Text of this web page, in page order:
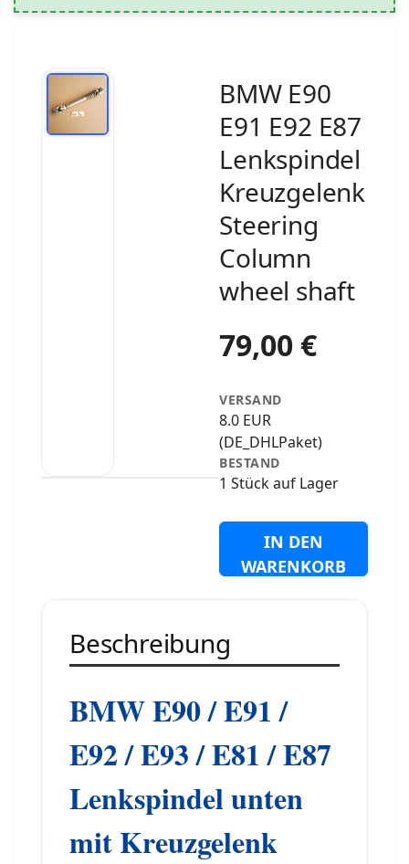
BMW E90
E91 E92 E87
Lenkspindel
Kreuzgelenk
Steering
Column
wheel shaft
79,00 €
VERSAND
8.0 EUR
(DE_DHLPaket)
BESTAND
1 Stück auf Lager
IN DEN
WARENKORB
Beschreibung
BMW E90 / E91 /
E92 / E93 / E81 / E87
Lenkspindel unten
mit Kreuzgelenk